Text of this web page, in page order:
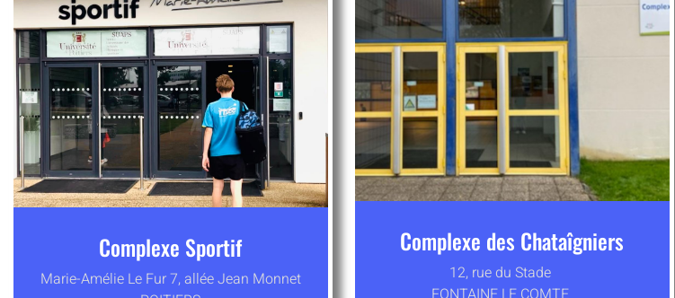
Complexe Sportif
Marie-Amélie Le Fur 7, allée Jean Monnet
Complexe des Chataîgniers
12, rue du Stade